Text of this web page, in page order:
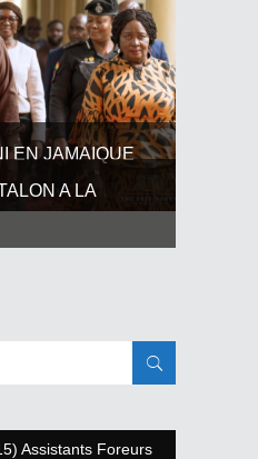
EN JAMAIQUE
A LA
Assistants Foreurs